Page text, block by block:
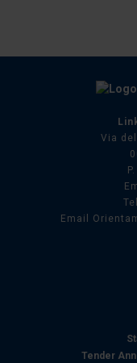
Via
Email
Tender